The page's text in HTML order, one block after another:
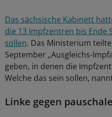
Das sächsische Kabinett
die 13 Impfzentren bis
sollen. Das Ministerium
September „Ausgleichs-
geben, in denen die
Welche das sein sollen,
Linke gegen